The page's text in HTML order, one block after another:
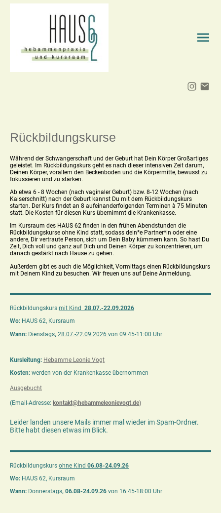
Rückbildungskurse
Während der Schwangerschaft und der Geburt hat Dein Körper Großartiges
geleistet. Im Rückbildungskurs geht es nach dieser intensiven Zeit darum,
Deinen Körper, vorallem den Beckenboden und die Körpermitte, bewusst zu
fokussieren und zu stärken.
Ab etwa 6 - 8 Wochen (nach vaginaler Geburt) bzw. 8-12 Wochen (nach
Kaiserschnitt) nach der Geburt kannst Du mit dem Rückbildungskurs
starten. Der Kurs findet an 8 aufeinanderfolgenden Terminen à 75 Minuten
statt. Die Kosten für diesen Kurs übernimmt die Krankenkasse.
Im Kursraum des HAUS 62 finden in den frühen Abendstunden die
Rückbildungskurse ohne Kind statt, sodass dein*e Partner*in oder eine
andere, Dir vertraute Person, sich um Dein Baby kümmern kann. So hast Du
Zeit, Dich voll und ganz auf Dich und Deinen Körper zu konzentrieren, um
danach gestärkt nach Hause zu gehen.
Außerdem gibt es auch die Möglichkeit, Vormittags einen Rückbildungskurs
mit Deinem Kind zu besuchen. Wir freuen uns auf Deine Anmeldung.
Rückbildungskurs mit Kind 28.07.-22.09.2026
Wo: HAUS 62, Kursraum
Wann: Dienstags, 28.07.-22.09.2026 von 09:45-11:00 Uhr
Kursleitung: Hebamme Leonie Vogt
Kosten: werden von der Krankenkasse übernommen
Ausgebucht
(Email-Adresse: kontakt@hebammeleonievogt.de)
Leider landen unsere Mails immer mal wieder im Spam-Ordner.
Bitte habt diesen etwas im Blick.
Rückbildungskurs ohne Kind 06.08-24.09.26
Wo: HAUS 62, Kursraum
Wann: Donnerstags, 06.08-24.09.26 von 16:45-18:00 Uhr